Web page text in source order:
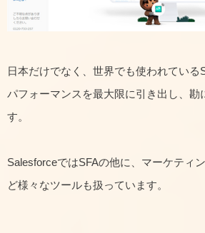
日本だけでなく、世界でも使われている
パフォーマンスを最大限に引き出し、勘
す。
SalesforceではSFAの他に、マーケティ
ど様々なツールも扱っています。